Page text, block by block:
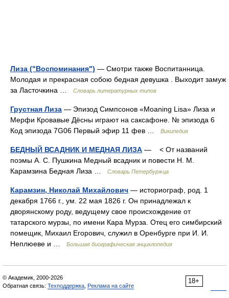
Лиза ("Воспоминания") — Смотри также Воспитанница.
Молодая и прекрасная собою бедная девушка . Выходит замуж
за Ласточкина …
Словарь литературных типов
Грустная Лиза — Эпизод Симпсонов «Moaning Lisa» Лиза и
Мерфи Кровавые Дёсны играют на саксафоне. № эпизода 6
Код эпизода 7G06 Первый эфир 11 фев …
Википедия
БЕДНЫЙ ВСАДНИК И МЕДНАЯ ЛИЗА — < От названий
поэмы А. С. Пушкина Медный всадник и повести Н. М.
Карамзина Бедная Лиза …
Словарь Петербуржца
Карамзин, Николай Михайлович — историограф, род. 1
декабря 1766 г., ум. 22 мая 1826 г. Он принадлежал к
дворянскому роду, ведущему свое происхождение от
татарского мурзы, по имени Кара Мурза. Отец его симбирский
помещик, Михаил Егорович, служил в Оренбурге при И. И.
Неплюеве и …
Большая биографическая энциклопедия
18+
© Академик, 2000-2026
Обратная связь: Техподдержка Реклама на сайте